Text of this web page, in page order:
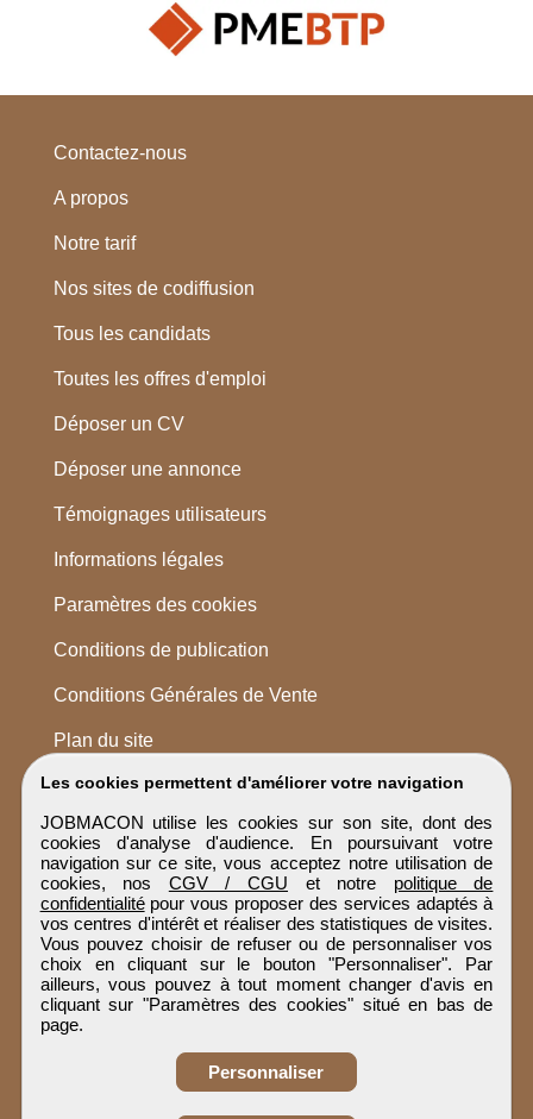
Les cookies permettent d'améliorer votre navigation
JOBMACON utilise les cookies sur son site, dont des
cookies d'analyse d'audience. En poursuivant votre
navigation sur ce site, vous acceptez notre utilisation de
cookies, nos CGV / CGU et notre politique de
confidentialitépour vous proposer des services adaptés à
vos centres d'intérêt et réaliser des statistiques de visites.
Vous pouvez choisir de refuser ou de personnaliser vos
choix en cliquant sur le bouton "Personnaliser". Par
ailleurs, vous pouvez à tout moment changer d'avis en
cliquant sur "Paramètres des cookies" situé en bas de
page.
Personnaliser
Contactez-nous
A propos
Notre tarif
Nos sites de codiffusion
Tous les candidats
Toutes les offres d'emploi
Déposer un CV
Déposer une annonce
Témoignages utilisateurs
Informations légales
Paramètres des cookies
Conditions de publication
Conditions Générales de Vente
Plan du site